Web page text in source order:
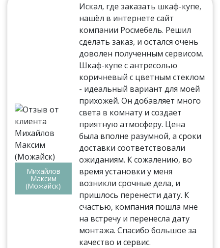
Михайлов
Максим
(Можайск)
Искал, где заказать шкаф-купе,
нашёл в интернете сайт
компании Росмебель. Решил
сделать заказ, и остался очень
доволен полученным сервисом.
Шкаф-купе с антресолью
коричневый с цветным стеклом
- идеальный вариант для моей
прихожей. Он добавляет много
света в комнату и создает
приятную атмосферу. Цена
была вполне разумной, а сроки
доставки соответствовали
ожиданиям. К сожалению, во
время установки у меня
возникли срочные дела, и
пришлось перенести дату. К
счастью, компания пошла мне
на встречу и перенесла дату
монтажа. Спасибо большое за
качество и сервис.